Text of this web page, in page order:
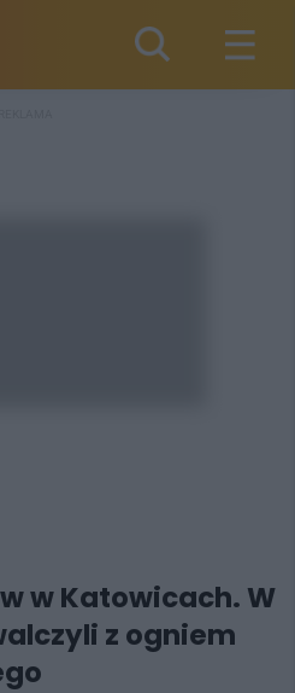
w Katowicach. W
z ogniem